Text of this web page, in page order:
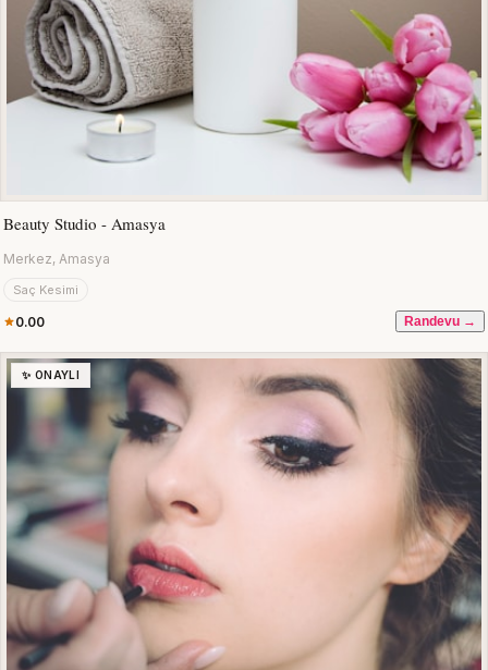
Beauty Studio - Amasya
Merkez, Amasya
Saç Kesimi
0.00 Randevu →
✨ ONAYLI